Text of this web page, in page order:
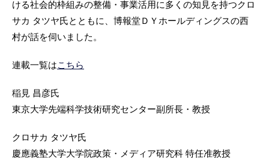
ける社会的枠組みの整備・事業活用に多くの知見を持つクロ
サカ タツヤ氏とともに、博報堂ＤＹホールディングスの西
村が話を伺いました。
連載一覧はこちら
稲見 昌彦氏
東京大学先端科学技術研究センター副所長・教授
クロサカ タツヤ氏
慶應義塾大学大学院政策・メディア研究科 特任准教授